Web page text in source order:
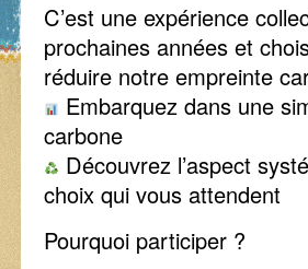
C’est une expérience
prochaines années et
réduire notre empreinte
Embarquez dans une
carbone
Découvrez l’aspect
choix qui vous attendent
Pourquoi participer ?